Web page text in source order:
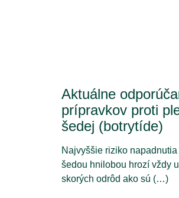
Aktuálne
prípravkov proti
šedej (botrytíde)
Najvyššie riziko napadnutia
šedou hnilobou hrozí vždy u
skorých odrôd ako sú (…)